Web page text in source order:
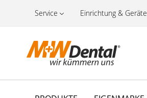
Service Einrichtung & Geräte